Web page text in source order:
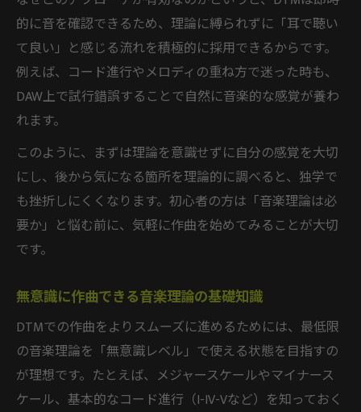
的に音を確認できるため、理論に縛られずに「耳で聴い
て良い」と感じる流れを積極的に採用できるからです。
例えば、コード進行やメロディの重ね方で迷った時も、
DAW上で試行錯誤することで自然に音楽的な感覚が養わ
れます。
このように、まずは理論を意識せずに自分の感覚を大切
にし、後から気になる箇所を理論的に調べると、独学で
も挫折しにくくなります。初心者の方は「音楽理論は必
要か」と悩む前に、気軽に作曲を始めてみることが大切
です。
無意識に作曲できる音楽理論の基礎知識
DTMでの作曲をよりスムーズに進めるためには、最低限
の音楽理論を「無意識レベル」で使える状態を目指すの
が理想です。たとえば、メジャースケールやマイナース
ケール、基本的なコード進行（I-IV-Vなど）を知っておく